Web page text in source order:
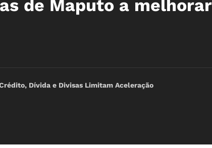
de Maputo a melhorar
Dívida e Divisas Limitam Aceleração